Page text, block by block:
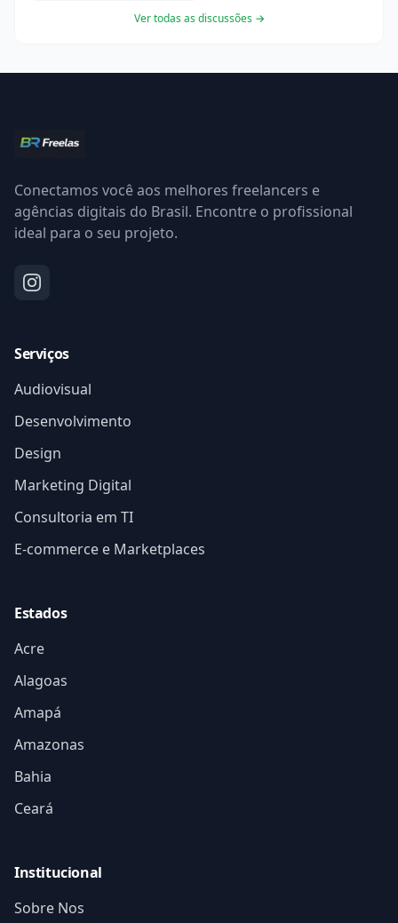
Ver todas as discussões →
Conectamos você aos melhores freelancers e
agências digitais do Brasil. Encontre o profissional
ideal para o seu projeto.
Serviços
Audiovisual
Desenvolvimento
Design
Marketing Digital
Consultoria em TI
E-commerce e Marketplaces
Estados
Acre
Alagoas
Amapá
Amazonas
Bahia
Ceará
Institucional
Sobre Nos